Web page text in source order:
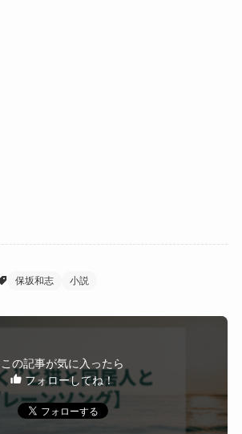
保坂和志 小説
この記事が気に入ったら
フォローしてね！